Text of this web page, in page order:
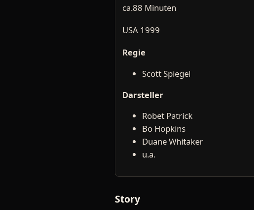
ca.88 Minuten
USA 1999
Regie
Scott Spiegel
Darsteller
Robet Patrick
Bo Hopkins
Duane Whitaker
u.a.
Story